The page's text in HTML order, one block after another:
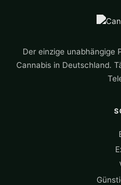
Der einzige unabhängige
Cannabis in Deutschland.